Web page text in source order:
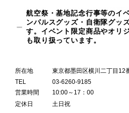
航空祭・基地記念行事等のイ
ンパルスグッズ・自衛隊グッ
す。イベント限定商品やオリ
も取り扱っています。
所在地
東京都墨田区横川二丁目12
TEL
03-6260-9185
営業時間
10:00～17：00
定休日
土日祝